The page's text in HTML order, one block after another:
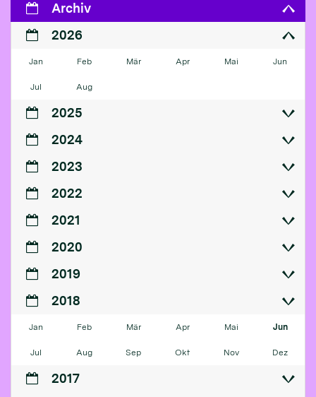
Archiv
2026
Jan Feb Mär Apr Mai Jun
Jul Aug
2025
2024
2023
2022
2021
2020
2019
2018
Jan Feb Mär Apr Mai Jun
Jul Aug Sep Okt Nov Dez
2017